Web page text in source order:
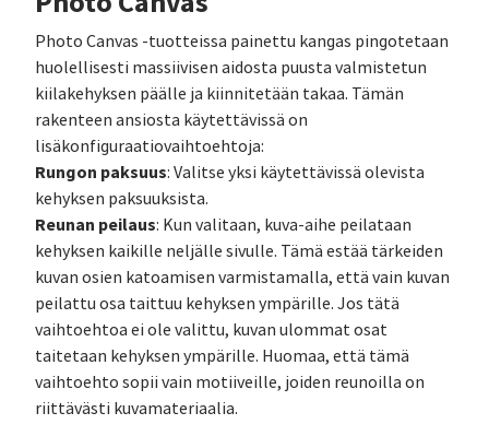
Photo Canvas -tuotteissa painettu kangas pingotetaan
huolellisesti massiivisen aidosta puusta valmistetun
kiilakehyksen päälle ja kiinnitetään takaa. Tämän
rakenteen ansiosta käytettävissä on
lisäkonfiguraatiovaihtoehtoja:
Rungon paksuus: Valitse yksi käytettävissä olevista
kehyksen paksuuksista.
Reunan peilaus: Kun valitaan, kuva-aihe peilataan
kehyksen kaikille neljälle sivulle. Tämä estää tärkeiden
kuvan osien katoamisen varmistamalla, että vain kuvan
peilattu osa taittuu kehyksen ympärille. Jos tätä
vaihtoehtoa ei ole valittu, kuvan ulommat osat
taitetaan kehyksen ympärille. Huomaa, että tämä
vaihtoehto sopii vain motiiveille, joiden reunoilla on
riittävästi kuvamateriaalia.